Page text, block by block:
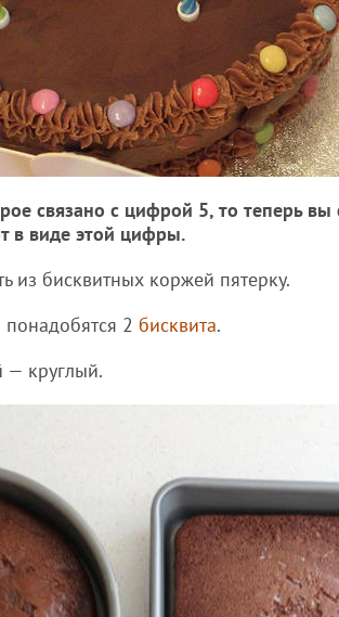
связано с цифрой 5, то теперь
в виде этой цифры.
из бисквитных коржей пятерку.
2 бисквита.
— круглый.